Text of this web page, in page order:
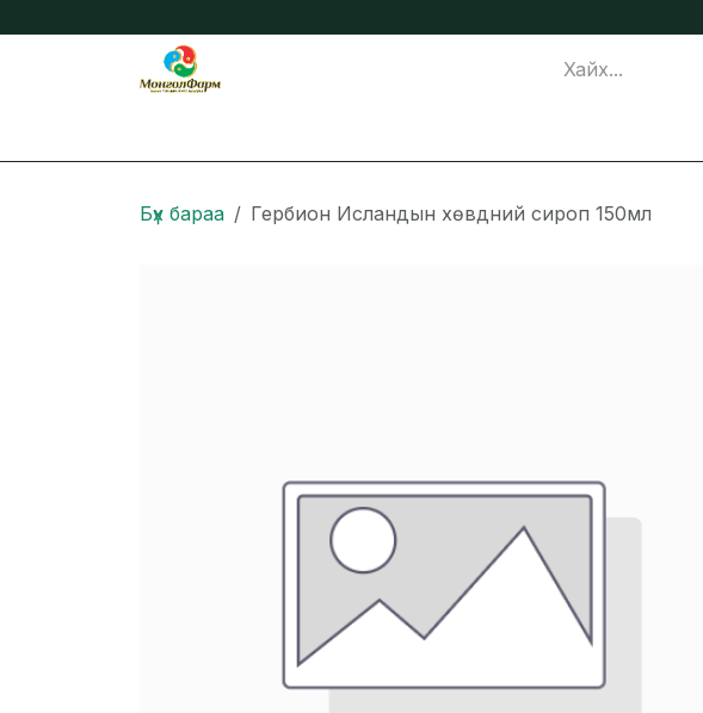
Бүх бараа Гербион Исландын хөвдний сироп 150мл